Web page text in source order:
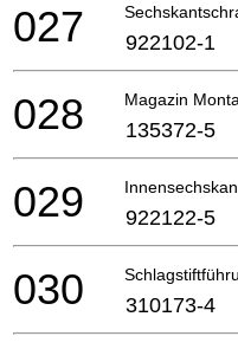
027 922102-1
Magazin
028 135372-5
029 922122-5
030 310173-4